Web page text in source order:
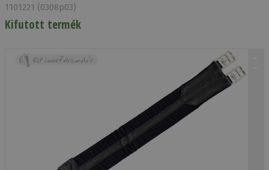
1101221 (0308p03)
Kifutott termék